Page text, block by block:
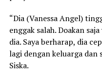
“Dia (Vanessa Angel)
enggak salah. Doakan
dia. Saya berharap, dia
lagi dengan keluarga dan
Siska.